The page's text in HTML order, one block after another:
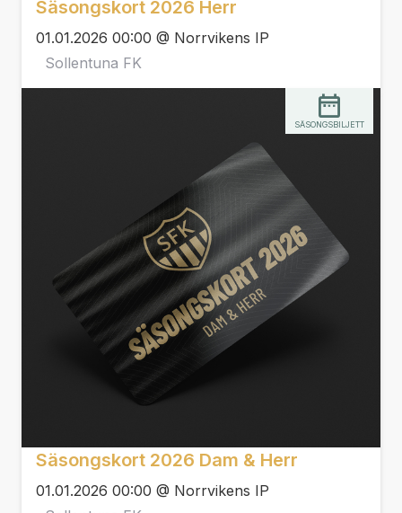
Säsongskort 2026 Herr
01.01.2026 00:00 @ Norrvikens IP
Sollentuna FK
Säsongskort 2026 Dam & Herr
01.01.2026 00:00 @ Norrvikens IP
SÄSONGSBILJETT